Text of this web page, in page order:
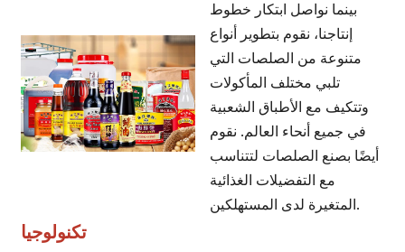
بينما نواصل ابتكار خطوط
إنتاجنا، نقوم بتطوير أنواع
متنوعة من الصلصات التي
تلبي مختلف المأكولات
وتتكيف مع الأطباق الشعبية
في جميع أنحاء العالم. نقوم
أيضًا بصنع الصلصات لتتناسب
مع التفضيلات الغذائية
المتغيرة لدى المستهلكين.
تكنولوجيا